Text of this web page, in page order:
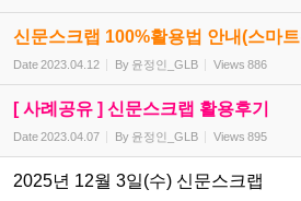
신문스크랩 100%활용법 안내(스마
Date2023.04.12 By 윤정인_GLB Views 886
[ 사례공유 ] 신문스크랩 활용후기
Date2023.04.07 By 윤정인_GLB Views 895
2025년 12월 3일(수) 신문스크랩